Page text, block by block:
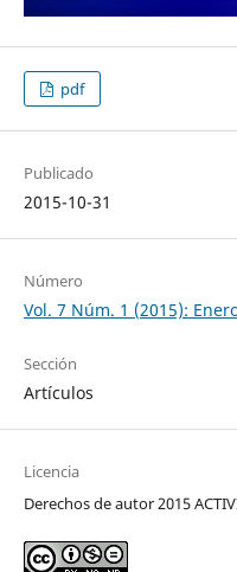
pdf
Publicado
2015-10-31
Número
Vol. 7 Núm. 1 (2015):
Sección
Artículos
Licencia
Derechos de autor 2015